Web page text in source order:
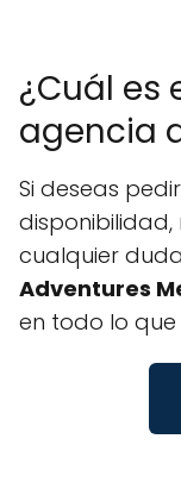
¿Cuál es
agencia
Si deseas
disponibilidad,
cualquier
Adventures
en todo lo que